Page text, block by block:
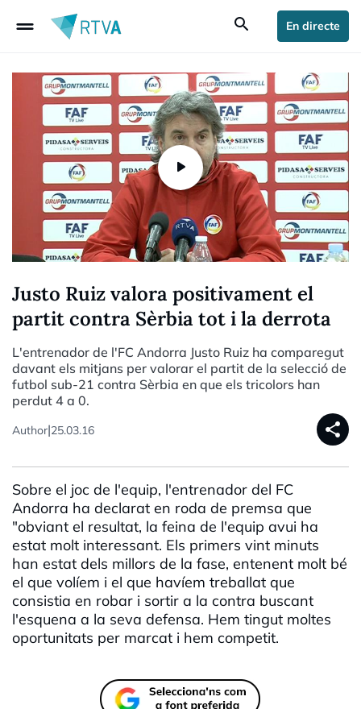
drag_handle search En directe
Justo Ruiz valora positivament el
partit contra Sèrbia tot i la derrota
L'entrenador de l'FC Andorra Justo Ruiz ha comparegut
davant els mitjans per valorar el partit de la selecció de
futbol sub-21 contra Sèrbia en que els tricolors han
perdut 4 a 0.
Author|25.03.16 share
Sobre el joc de l'equip, l'entrenador del FC
Andorra ha declarat en roda de premsa que
"obviant el resultat, la feina de l'equip avui ha
estat molt interessant. Els primers vint minuts
han estat dels millors de la fase, entenent molt bé
el que volíem i el que havíem treballat que
consistia en robar i sortir a la contra buscant
l'esquena a la seva defensa. Hem tingut moltes
oportunitats per marcat i hem competit.